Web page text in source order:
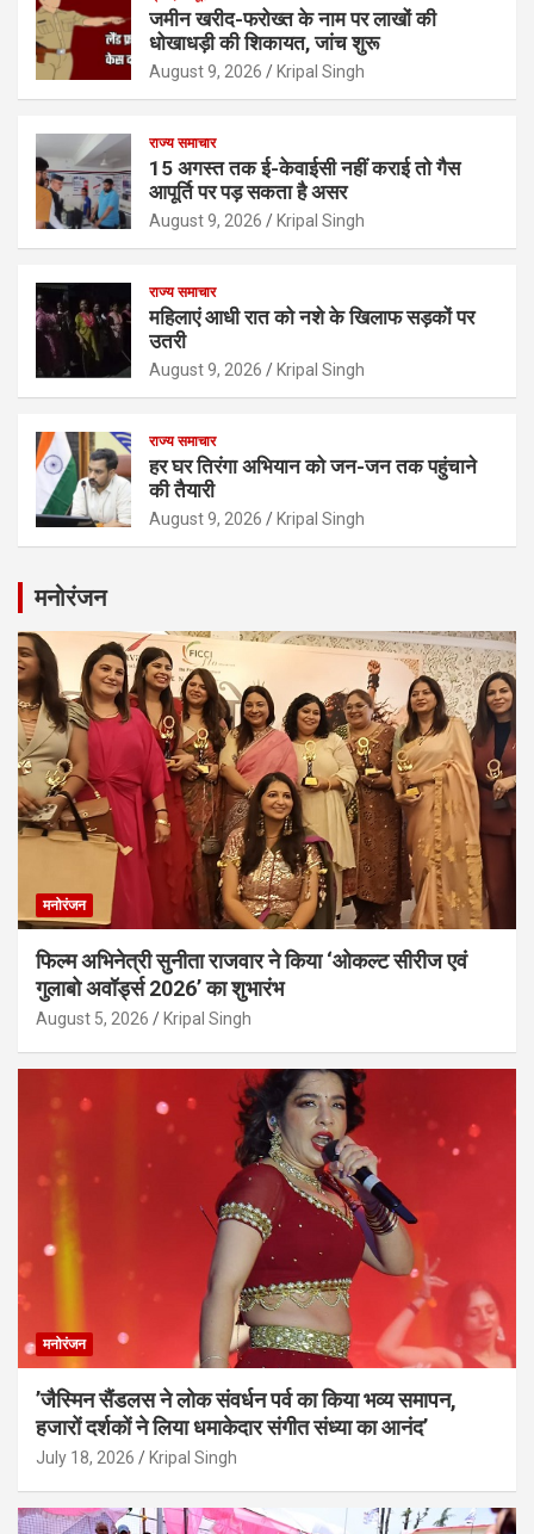
जमीन खरीद-फरोख्त के नाम पर लाखों की
धोखाधड़ी की शिकायत, जांच शुरू
August 9, 2026 Kripal Singh
राज्य समाचार
15 अगस्त तक ई-केवाईसी नहीं कराई तो गैस
आपूर्ति पर पड़ सकता है असर
August 9, 2026 Kripal Singh
राज्य समाचार
महिलाएं आधी रात को नशे के खिलाफ सड़कों पर
उतरी
August 9, 2026 Kripal Singh
राज्य समाचार
हर घर तिरंगा अभियान को जन-जन तक पहुंचाने
की तैयारी
August 9, 2026 Kripal Singh
मनोरंजन
मनोरंजन
फिल्म अभिनेत्री सुनीता राजवार ने किया ‘ओकल्ट सीरीज एवं
गुलाबो अवॉर्ड्स 2026’ का शुभारंभ
August 5, 2026 Kripal Singh
मनोरंजन
’जैस्मिन सैंडलस ने लोक संवर्धन पर्व का किया भव्य समापन,
हजारों दर्शकों ने लिया धमाकेदार संगीत संध्या का आनंद’
July 18, 2026 Kripal Singh